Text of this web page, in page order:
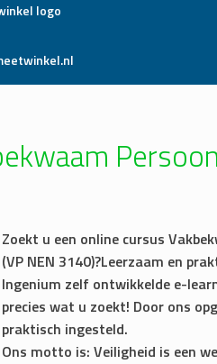
Zoekt u een online cursus
(VP NEN 3140)?Leerzaam en
Ingenium zelf ontwikkelde e-
precies wat u zoekt! Door ons
praktisch ingesteld.
Ons motto is: Veiligheid is een